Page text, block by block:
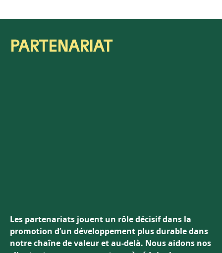
PARTENARIAT
Les partenariats jouent un rôle décisif dans la
promotion d’un développement plus durable dans
notre chaîne de valeur et au-delà. Nous aidons nos